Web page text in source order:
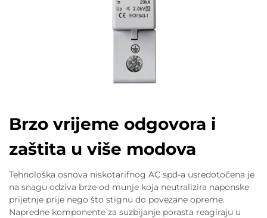
Brzo vrijeme odgovora i
zaštita u više modova
Tehnološka osnova niskotarifnog AC spd-a usredotočena je
na snagu odziva brze od munje koja neutralizira naponske
prijetnje prije nego što stignu do povezane opreme.
Napredne komponente za suzbijanje porasta reagiraju u